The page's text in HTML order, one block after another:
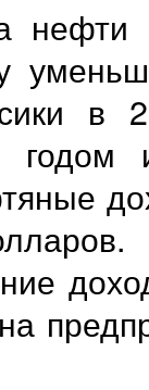
в